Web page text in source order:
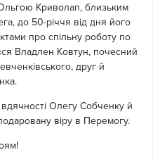
Криволап, близьким
до 50-річчя від дня його
про спільну роботу по
Владлен Ковтун, почесний
друг й
Олегу Собченку й
віру в Перемогу.